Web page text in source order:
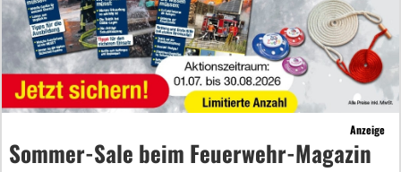
Anzeige
Sommer-Sale beim Feuerwehr-Magazin